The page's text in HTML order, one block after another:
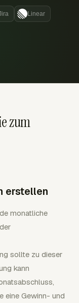
Linear
zum
erstellen
monatliche
sollte zu dieser
kann
eine Gewinn- und